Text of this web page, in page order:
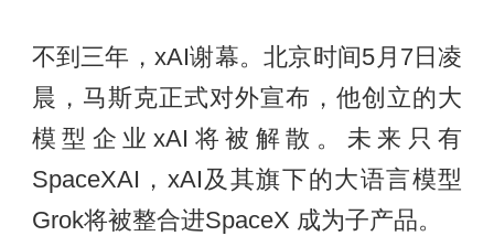
不到三年，xAI谢幕。北京时间5月7日凌
晨，马斯克正式对外宣布，他创立的大
模型企业xAI将被解散。未来只有
SpaceXAI，xAI及其旗下的大语言模型
Grok将被整合进SpaceX 成为子产品。